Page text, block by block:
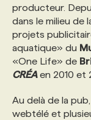
PRIX ET
GEO/SEO
NOS
FAQ
NOS
NOS
NOS
FAQ
producteur.
dans le milieu de
projets
aquatique» du
«One Life» de
CRÉAen 2010 et
Au delà de la pub,
webtélé et